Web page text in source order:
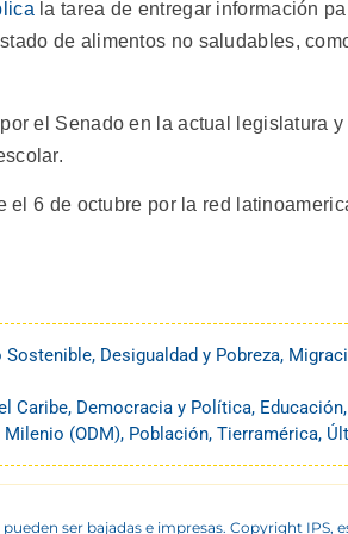
la tarea de entregar información
de alimentos no saludables,
el Senado en la actual legislatura
6 de octubre por la red
Sostenible, Desigualdad y Pobreza,
Caribe, Democracia y Política, Educación,
(ODM), Población, Tierramérica,
ser bajadas e impresas. Copyright IPS,